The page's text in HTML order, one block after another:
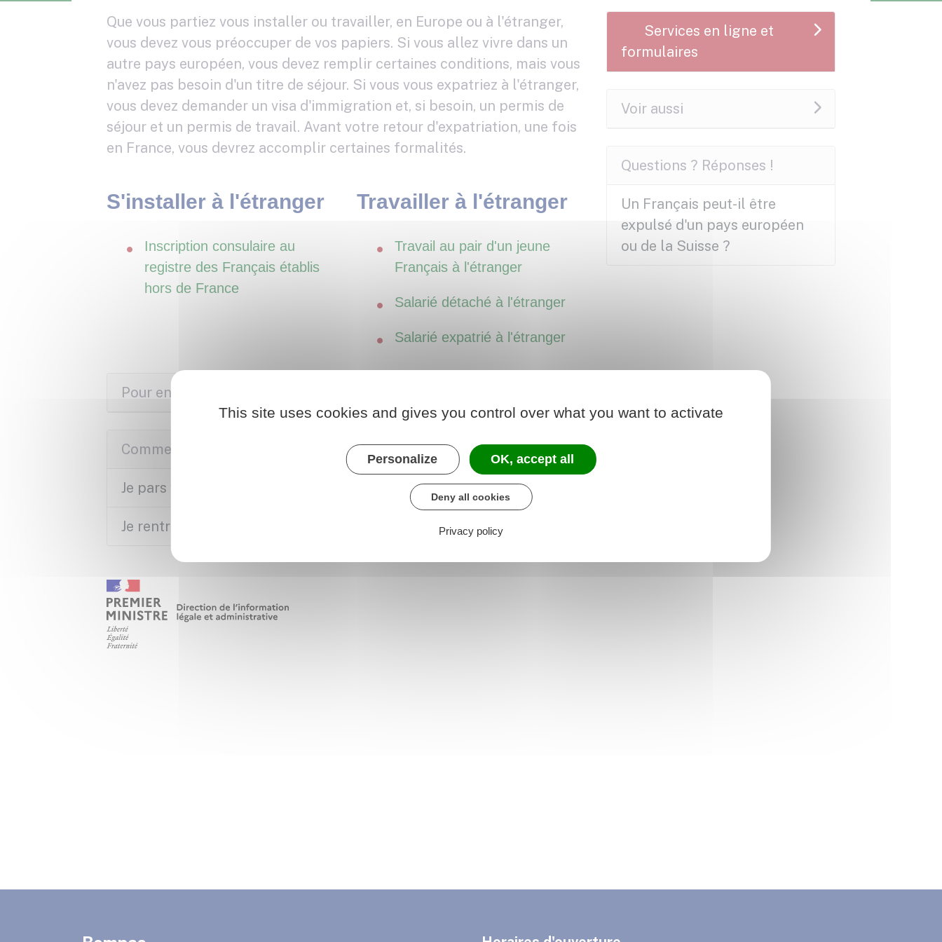
Que vous partiez vous installer ou travailler, en Europe ou à l'étranger,
vous devez vous préoccuper de vos papiers. Si vous allez vivre dans un
autre pays européen, vous devez remplir certaines conditions, mais vous
n'avez pas besoin d'un titre de séjour. Si vous vous expatriez à l'étranger,
vous devez demander un visa d'immigration et, si besoin, un permis de
séjour et un permis de travail. Avant votre retour d'expatriation, une fois
en France, vous devrez accomplir certaines formalités.
S'installer à l'étranger
Inscription consulaire au
registre des Français établis
hors de France
Travailler à l'étranger
Travail au pair d'un jeune
Français à l'étranger
Salarié détaché à l'étranger
Salarié expatrié à l'étranger
Pour en savoir plus
Comment faire si...
Je pars vivre à l'étranger
Je rentre en France après avoir vécu à l'étranger
Services en ligne et
formulaires
Voir aussi
Questions ? Réponses !
Un Français peut-il être
expulsé d'un pays européen
ou de la Suisse ?
This site uses cookies and gives you control over what you want to activate
Personalize OK, accept all
Deny all cookies
Privacy policy